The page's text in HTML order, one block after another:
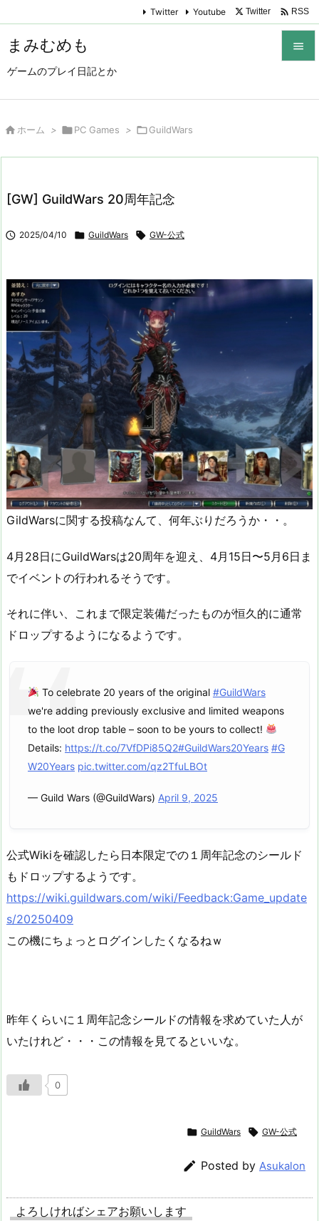
まみむめも
ゲームのプレイ日記とか

Twitter Youtube Twitter  RSS
 ホーム > PC Games > GuildWars
[GW] GuildWars 20周年記念
 2025/04/10  GuildWars  GW-公式
GildWarsに関する投稿なんて、何年ぶりだろうか・・。
4月28日にGuildWarsは20周年を迎え、4月15日〜5月6日ま
でイベントの行われるそうです。
それに伴い、これまで限定装備だったものが恒久的に通常
ドロップするようになるようです。
To celebrate 20 years of the original #GuildWars
we're adding previously exclusive and limited weapons
to the loot drop table – soon to be yours to collect!
Details: https://t.co/7VfDPi85Q2#GuildWars20Years #G
W20Years pic.twitter.com/qz2TfuLBOt
— Guild Wars (@GuildWars) April 9, 2025
公式Wikiを確認したら日本限定での１周年記念のシールド
もドロップするようです。
https://wiki.guildwars.com/wiki/Feedback:Game_update
s/20250409
この機にちょっとログインしたくなるねｗ
昨年くらいに１周年記念シールドの情報を求めていた人が
いたけれど・・・この情報を見てるといいな。
0
 GuildWars  GW-公式
 Posted by Asukalon
よろしければシェアお願いします